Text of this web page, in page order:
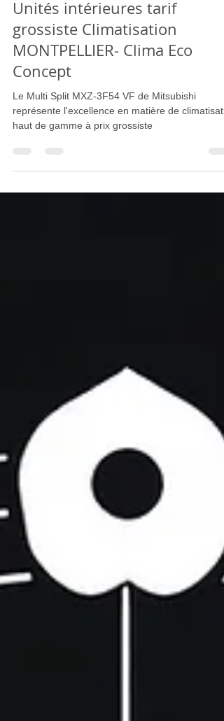
CLIMATISEUR multi-split
MITSUBISHI MXZ-3F54VF avec
Unités intérieures tarif
grossiste Climatisation
MONTPELLIER- Clima Eco
Concept
haut de gamme à prix grossiste